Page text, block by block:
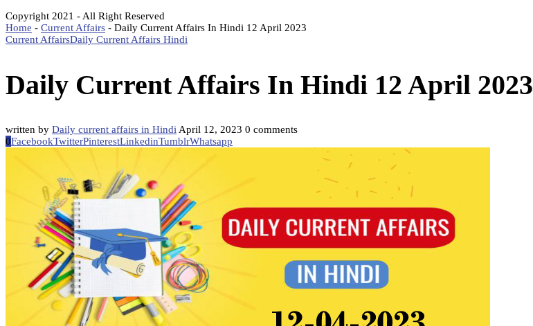
Copyright 2021 - All Right Reserved
Home - Current Affairs - Daily Current Affairs In Hindi 12 April 2023
Current AffairsDaily Current Affairs Hindi
Daily Current Affairs In Hindi 12 April 2023
written by Daily current affairs in HindiApril 12, 2023 0 comments
0FacebookTwitterPinterestLinkedinTumblrWhatsapp